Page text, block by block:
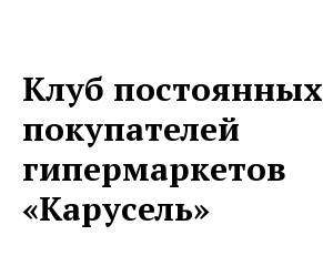
Клуб постоянных
покупателей
гипермаркетов
«Карусель»